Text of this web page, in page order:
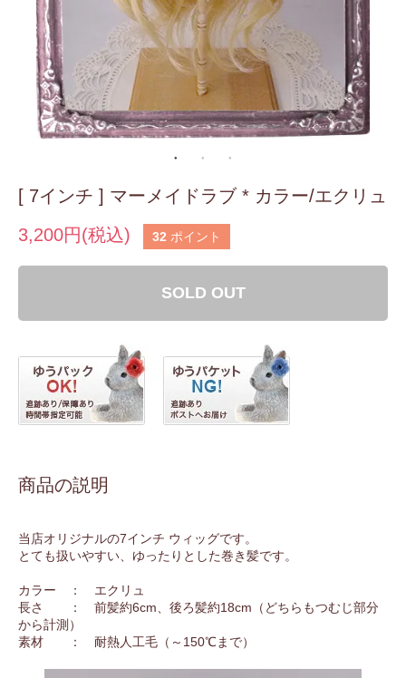
[ 7インチ ] マーメイドラブ * カラー/エクリュ
3,200円(税込)
32 ポイント
SOLD OUT
商品の説明
当店オリジナルの7インチ ウィッグです。
とても扱いやすい、ゆったりとした巻き髪です。
カラー ： エクリュ
長さ ： 前髪約6cm、後ろ髪約18cm（どちらもつむじ部分
から計測）
素材 ： 耐熱人工毛（～150℃まで）